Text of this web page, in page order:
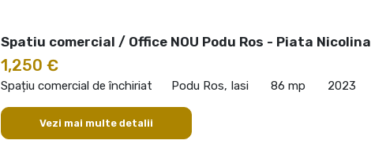
Spatiu comercial / Office NOU Podu Ros - Piata Nicolina
1,250 €
Spațiu comercial de închiriat Podu Ros, Iasi 86 mp 2023
Vezi mai multe detalii